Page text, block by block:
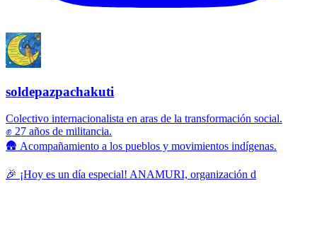
soldepazpachakuti
Colectivo internacionalista en aras de la transformación social.
✊ 27 años de militancia.
🛖 Acompañamiento a los pueblos y movimientos indígenas.
🎉 ¡Hoy es un día especial! ANAMURI, organización d